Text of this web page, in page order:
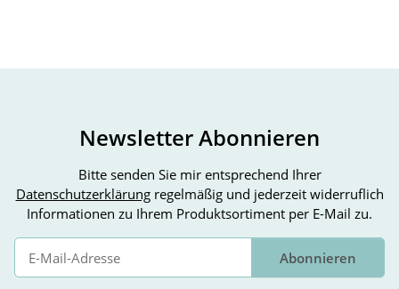
Newsletter Abonnieren
Bitte senden Sie mir entsprechend Ihrer
Datenschutzerklärungregelmäßig und jederzeit widerruflich
Informationen zu Ihrem Produktsortiment per E-Mail zu.
Abonnieren